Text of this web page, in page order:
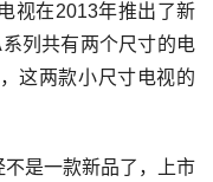
在2013年推出了新
列共有两个尺寸的电
这两款小尺寸电视的
是一款新品了，上市